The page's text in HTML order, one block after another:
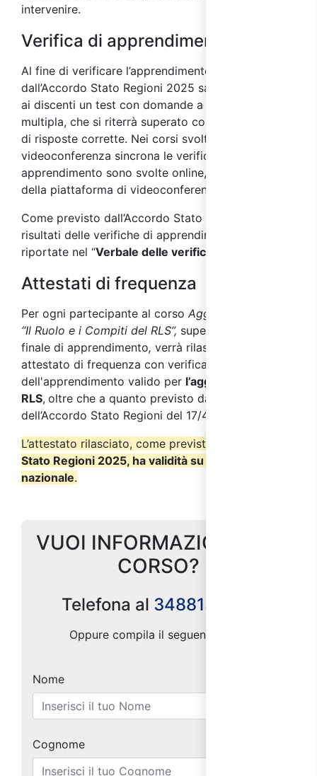
intervenire.
Verifica di apprendimento
Al fine di verificare l’apprendimento, come previsto
dall’Accordo Stato Regioni 2025 sarà sottoposto
ai discenti un test con domande a risposta
multipla, che si riterrà superato con almeno il 70%
di risposte corrette. Nei corsi svolti in
videoconferenza sincrona le verifiche di
apprendimento sono svolte online, per mezzo
della piattaforma di videoconferenza.
Come previsto dall’Accordo Stato Regioni 2025, i
risultati delle verifiche di apprendimento saranno
riportate nel “Verbale delle verifiche finali
Attestati di frequenza
Per ogni partecipante al corso Aggiornamento RLS
“Il Ruolo e i Compiti del RLS”, superata la verifica
finale di apprendimento, verrà rilasciato un
attestato di frequenza con verifica
dell'apprendimento valido per l’aggiornamento
RLS, oltre che a quanto previsto dall’Allegato III
dell’Accordo Stato Regioni del 17/4/25
L’attestato rilasciato, come previsto dall’
Stato Regioni 2025, ha validità su tutto il territorio
nazionale.
VUOI INFORMAZIONI SUL
CORSO?
Telefona al 3488131643
Oppure compila il seguente form:
Nome
Cognome